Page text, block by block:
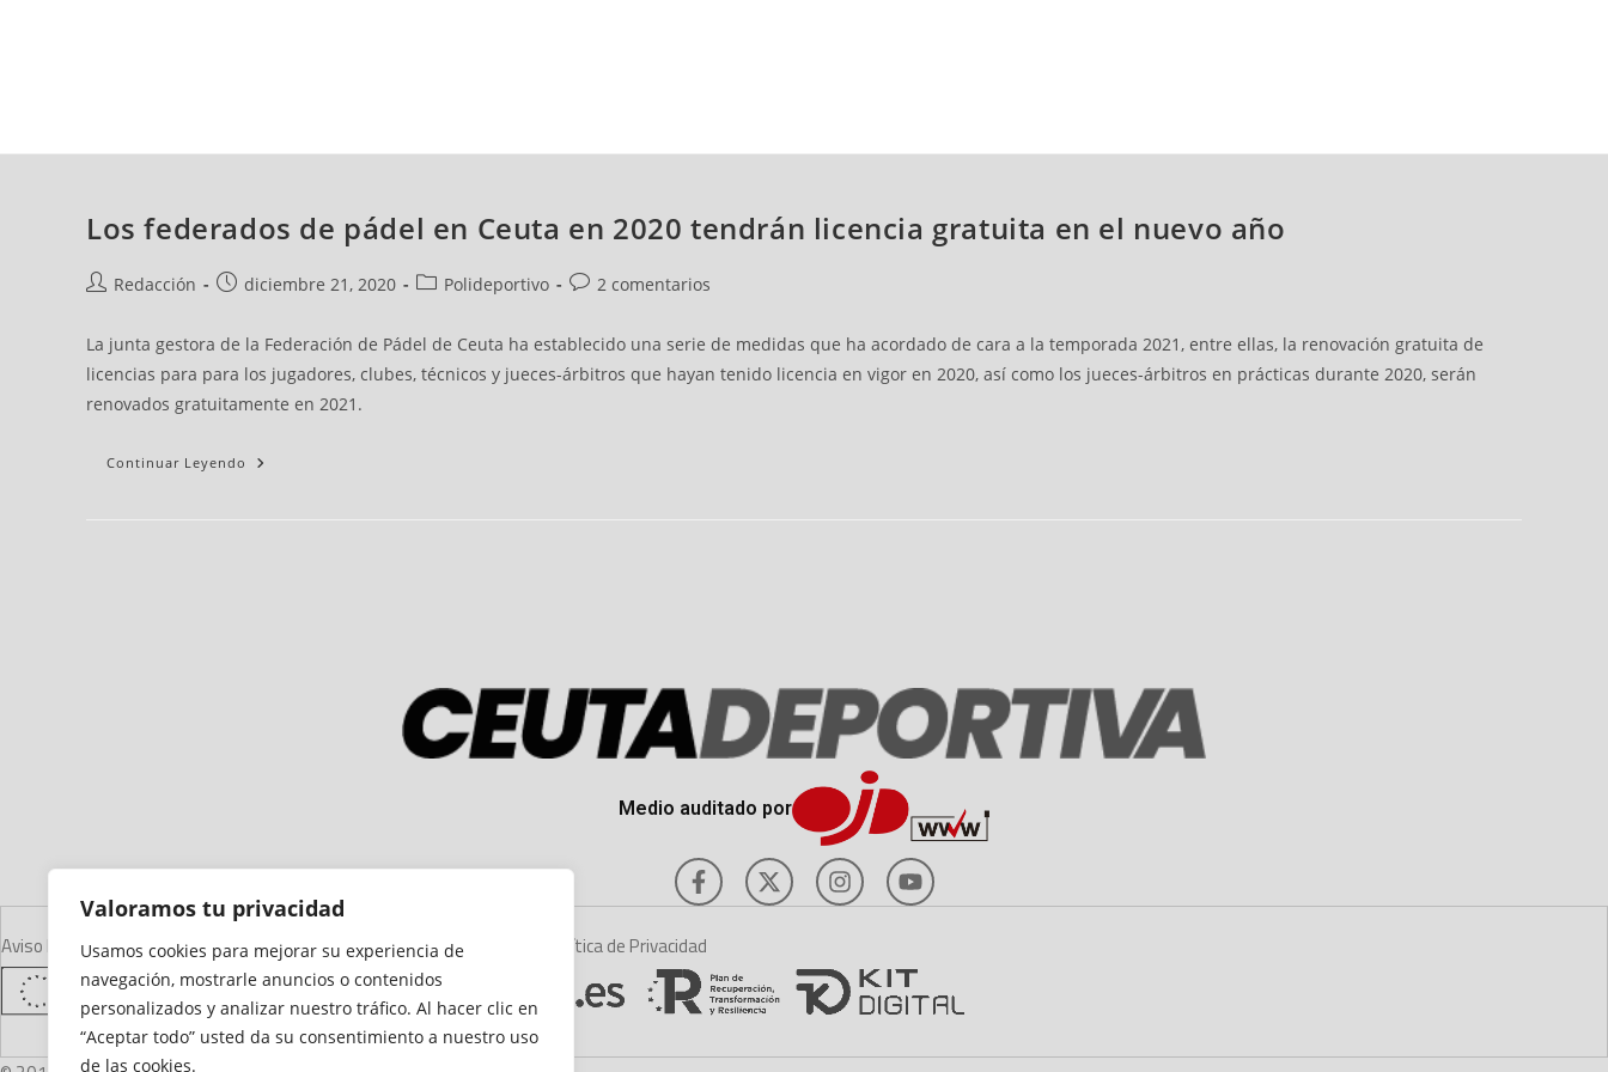
Valoramos tu privacidad
Usamos cookies para mejorar su experiencia de
navegación, mostrarle anuncios o contenidos
personalizados y analizar nuestro tráfico. Al hacer clic en
“Aceptar todo” usted da su consentimiento a nuestro uso
de las cookies.
Los federados de pádel en Ceuta en 2020 tendrán licencia gratuita en el nuevo año
Redacción diciembre 21, 2020 Polideportivo 2 comentarios
La junta gestora de la Federación de Pádel de Ceuta ha establecido una serie de medidas que ha acordado de cara a la temporada 2021, entre ellas, la renovación gratuita de
licencias para para los jugadores, clubes, técnicos y jueces-árbitros que hayan tenido licencia en vigor en 2020, así como los jueces-árbitros en prácticas durante 2020, serán
renovados gratuitamente en 2021.
Continuar Leyendo
Medio auditado por
Aviso LegalDeclaración de AccesibilidadMapa del SitioPolítica de Cookies Política de Privacidad